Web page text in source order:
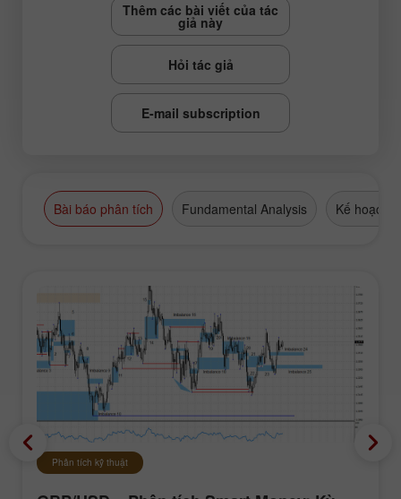
Thêm các bài viết của tác
giả này
Hỏi tác giả
E-mail subscription
Bài báo phân tích Fundamental Analysis Kế hoạch
Phân tích kỹ thuật